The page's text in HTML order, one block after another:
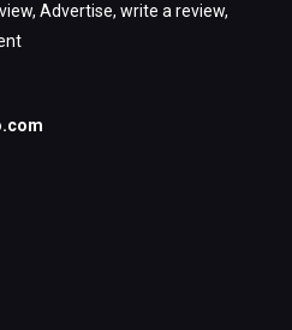
Advertise, write a review,